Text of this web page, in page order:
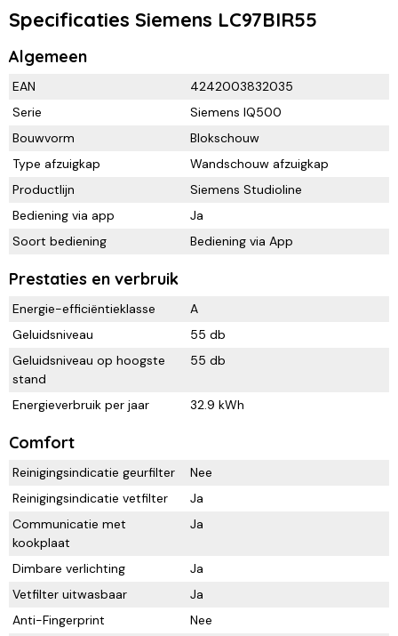
Specificaties Siemens LC97BIR55
Algemeen
EAN
4242003832035
Serie
Siemens IQ500
Bouwvorm
Blokschouw
Type afzuigkap
Wandschouw afzuigkap
Productlijn
Siemens Studioline
Bediening via app
Ja
Soort bediening
Bediening via App
Prestaties en verbruik
Energie-efficiëntieklasse
A
Geluidsniveau
55 db
Geluidsniveau op hoogste
stand
55 db
Energieverbruik per jaar 32.9 kWh
Comfort
Reinigingsindicatie geurfilter
Nee
Reinigingsindicatie vetfilter
Ja
Communicatie met
kookplaat
Ja
Dimbare verlichting
Ja
Vetfilter uitwasbaar
Ja
Anti-Fingerprint
Nee